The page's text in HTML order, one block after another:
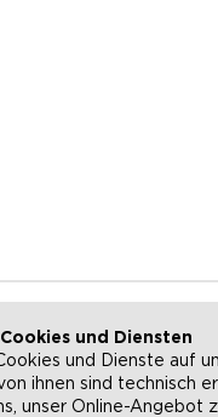
KONTAKT
und Diensten
und Dienste auf
ihnen sind technisch
unser Online-Angebot